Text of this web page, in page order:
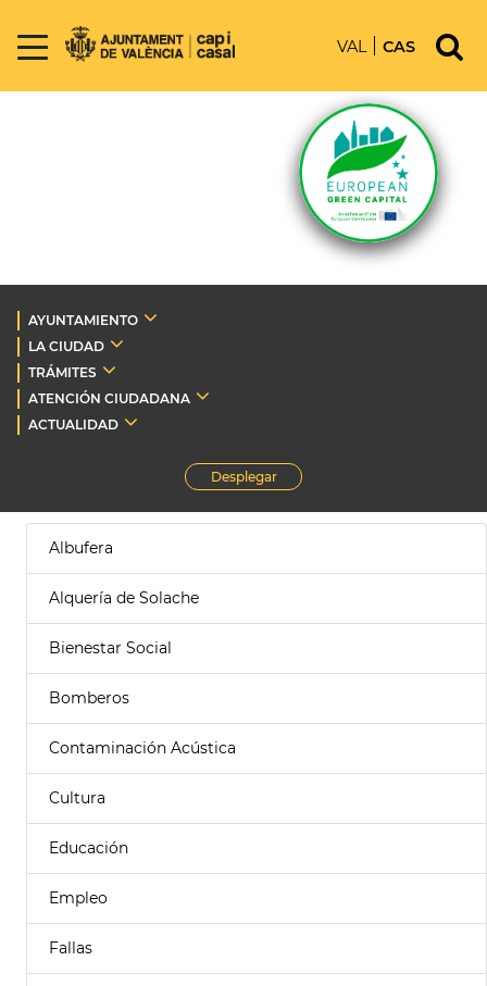
VAL CAS
AYUNTAMIENTO
LA CIUDAD
TRÁMITES
ATENCIÓN CIUDADANA
ACTUALIDAD
Desplegar
Albufera
Alquería de Solache
Bienestar Social
Bomberos
Contaminación Acústica
Cultura
Educación
Empleo
Fallas